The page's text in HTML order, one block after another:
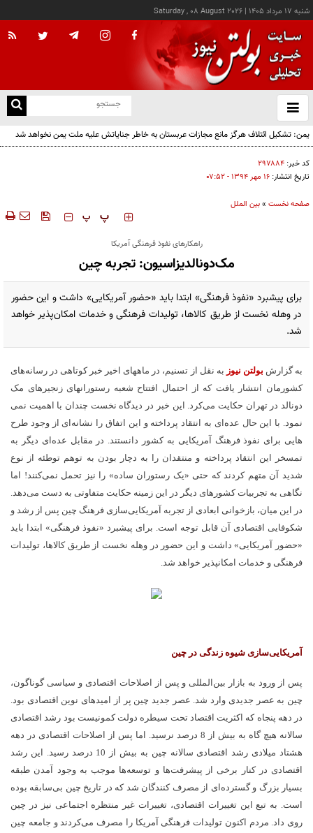
شنبه ۱۷ مرداد ۱۴۰۵ |
Saturday , 08 August 2026
باز
و
یمن: تشکیل ائتلاف هرگز مانع مجازات عربستان به خاطر جنایاتش علیه ملت یمن نخواهد شد
کد خبر: ۲۹۷۸۸۴
تاریخ انتشار: ۱۶ مهر ۱۳۹۴ - ۰۷:۵۲
صفحه نخست »بین الملل
‍‍‍ پ پ
راهکارهای نفوذ فرهنگی آمریکا
مک‌دونالدیزاسیون: تجربه چین
برای پیشبرد «نفوذ فرهنگی» ابتدا باید «حضور آمریکایی» داشت و این حضور
در وهله نخست از طریق کالاها، تولیدات فرهنگی و خدمات امکان‌­پذیر خواهد
شد.
به گزارش بولتن نیوز به نقل از تسنیم، در ماه­های اخیر خبر کوتاهی در رسانه­‌های
کشورمان انتشار یافت که از احتمال افتتاح شعبه رستوران­های زنجیره­ای مک
دونالد در تهران حکایت می­‌کرد. این خبر در دیدگاه نخست چندان با اهمیت نمی­‌
نمود. با این حال عده­‌ای به انتقاد پرداخته و این اتفاق را نشانه­‌ای از وجود طرح­‌
هایی برای نفوذ فرهنگ آمریکایی به کشور دانستند. در مقابل عده­‌ای دیگر به
تمسخر این انتقاد پرداخته و منتقدان را به دچار بودن به توهم توطئه از نوع
شدید آن متهم کردند که حتی «یک رستوران ساده» را نیز تحمل نمی­‌کنند! اما
نگاهی به تجربیات کشورهای دیگر در این زمینه حکایت متفاوتی به دست می­‌دهد.
در این میان، بازخوانی ابعادی از تجربه آمریکایی­‌سازی فرهنگ چین پس از رشد و
شکوفایی اقتصادی آن قابل توجه است. برای پیشبرد «نفوذ فرهنگی» ابتدا باید
«حضور آمریکایی» داشت و این حضور در وهله نخست از طریق کالاها، تولیدات
فرهنگی و خدمات امکان­پذیر خواهد شد.
آمریکایی­‌سازی شیوه زندگی در چین
پس از ورود به بازار بین­‌المللی و پس از اصلاحات اقتصادی و سیاسی گوناگون،
چین به عصر جدیدی وارد شد. عصر جدید چین پر از امیدهای نوین اقتصادی بود.
در دهه پنجاه که اکثریت اقتصاد تحت سیطره دولت کمونیست بود رشد اقتصادی
سالانه هیچ گاه به بیش از 8 درصد نرسید. اما پس از اصلاحات اقتصادی در دهه
هشتاد میلادی رشد اقتصادی سالانه چین به بیش از 10 درصد رسید. این رشد
اقتصادی در کنار برخی از پیشرفت­‌ها و توسعه­‌ها موجب به وجود آمدن طبقه
بسیار بزرگ و گسترده­‌ای از مصرف کنندگان شد که در تاریخ چین بی­‌سابقه بوده
است. به تبع این تغییرات اقتصادی، تغییرات غیر منتظره اجتماعی نیز در چین
روی داد. مردم اکنون تولیدات فرهنگی آمریکا را مصرف می‌کردند و جامعه چین